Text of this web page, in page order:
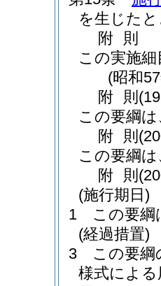
を生じた
附 則
この実施
(昭和
附 則
この要綱
附 則
この要綱
附 則
(施行期日)
1
この要綱
(経過措置)
3
この要綱
様式によ